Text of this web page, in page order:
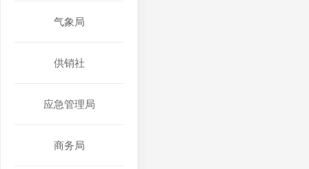
气象局
供销社
应急管理局
商务局